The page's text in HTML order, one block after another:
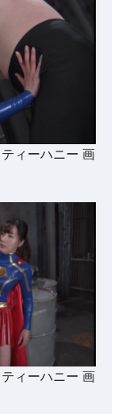
ィーハニー 画
ィーハニー 画